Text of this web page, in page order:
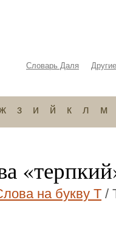
Словарь Даля
з и й к л м
на букву Т /